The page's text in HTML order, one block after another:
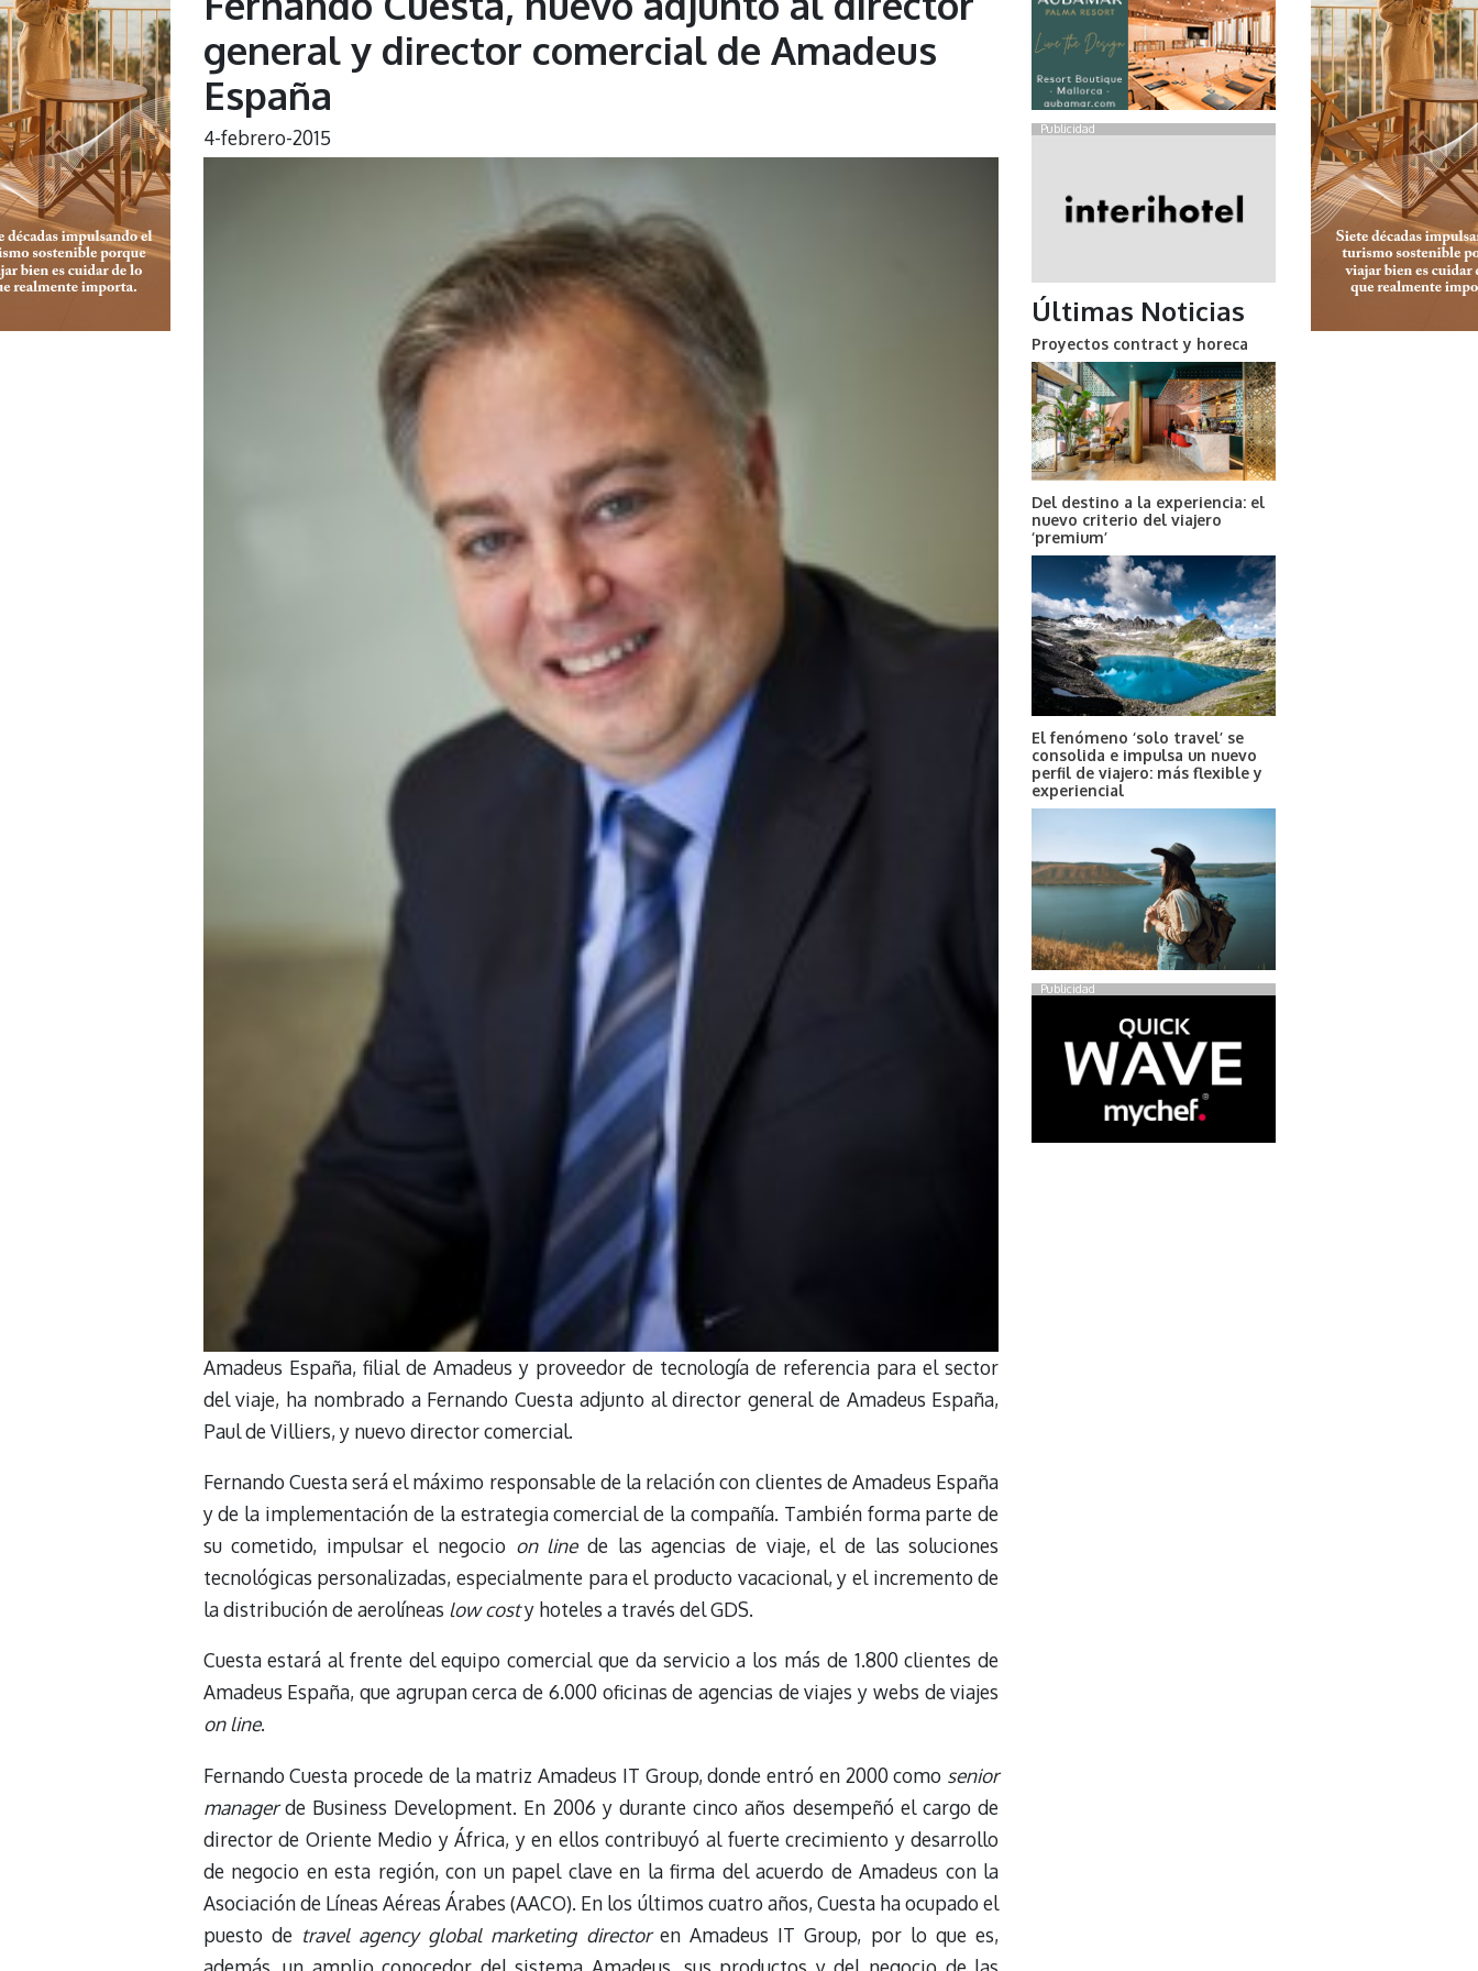
general y director comercial de Amadeus
España
4-febrero-2015
Amadeus España, filial de Amadeus y proveedor de tecnología de referencia para el sector
del viaje, ha nombrado a Fernando Cuesta adjunto al director general de Amadeus España,
Paul de Villiers, y nuevo director comercial.
Fernando Cuesta será el máximo responsable de la relación con clientes de Amadeus España
y de la implementación de la estrategia comercial de la compañía. También forma parte de
su cometido, impulsar el negocio on linede las agencias de viaje, el de las soluciones
tecnológicas personalizadas, especialmente para el producto vacacional, y el incremento de
la distribución de aerolíneas low costy hoteles a través del GDS.
Cuesta estará al frente del equipo comercial que da servicio a los más de 1.800 clientes de
Amadeus España, que agrupan cerca de 6.000 oficinas de agencias de viajes y webs de viajes
on line.
Fernando Cuesta procede de la matriz Amadeus IT Group, donde entró en 2000 como senior
managerde Business Development. En 2006 y durante cinco años desempeñó el cargo de
director de Oriente Medio y África, y en ellos contribuyó al fuerte crecimiento y desarrollo
de negocio en esta región, con un papel clave en la firma del acuerdo de Amadeus con la
Asociación de Líneas Aéreas Árabes (AACO). En los últimos cuatro años, Cuesta ha ocupado el
puesto de travel agency global marketing directoren Amadeus IT Group, por lo que es,
Publicidad
Últimas Noticias
Proyectos contract y horeca
Del destino a la experiencia: el
nuevo criterio del viajero
‘premium’
El fenómeno ‘solo travel’ se
consolida e impulsa un nuevo
perfil de viajero: más flexible y
experiencial
Publicidad